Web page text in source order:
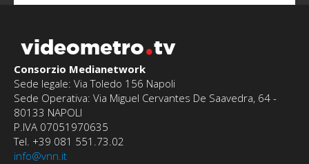
videometro tv
Consorzio Medianetwork
Sede legale: Via Toledo 156 Napoli
Sede Operativa: Via Miguel Cervantes De Saavedra, 64 -
80133 NAPOLI
P.IVA 07051970635
Tel. +39 081 551.73.02
info@vnn.it